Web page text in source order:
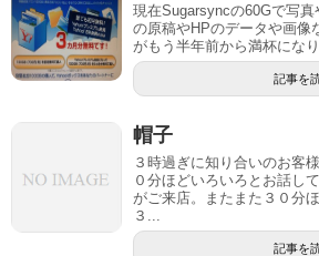
現在Sugarsyncの60Gで写
の原稿やHPのデータや画像
がもう半年前から満杯になり
記事を
帽子
３時過ぎに知り合いのお客
０分ほどいろいろとお話し
がご来店。またまた３０分
３...
記事を